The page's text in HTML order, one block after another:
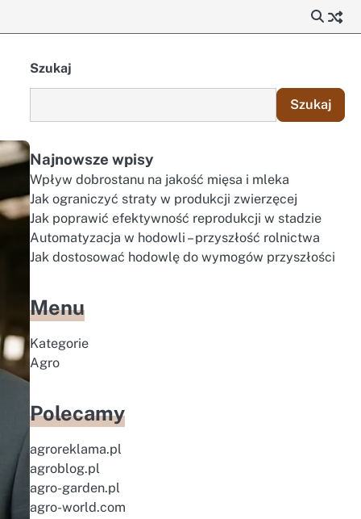
Szukaj
Szukaj
Najnowsze wpisy
Wpływ dobrostanu na jakość mięsa i mleka
Jak ograniczyć straty w produkcji zwierzęcej
Jak poprawić efektywność reprodukcji w stadzie
Automatyzacja w hodowli – przyszłość rolnictwa
Jak dostosować hodowlę do wymogów przyszłości
Menu
Kategorie
Agro
Polecamy
agroreklama.pl
agroblog.pl
agro-garden.pl
agro-world.com